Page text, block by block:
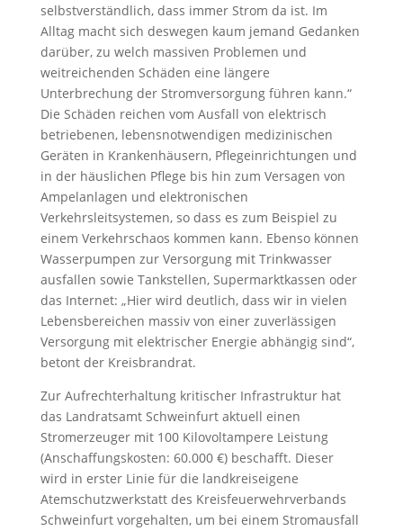
selbstverständlich, dass immer Strom da ist. Im
Alltag macht sich deswegen kaum jemand Gedanken
darüber, zu welch massiven Problemen und
weitreichenden Schäden eine längere
Unterbrechung der Stromversorgung führen kann.“
Die Schäden reichen vom Ausfall von elektrisch
betriebenen, lebensnotwendigen medizinischen
Geräten in Krankenhäusern, Pflegeinrichtungen und
in der häuslichen Pflege bis hin zum Versagen von
Ampelanlagen und elektronischen
Verkehrsleitsystemen, so dass es zum Beispiel zu
einem Verkehrschaos kommen kann. Ebenso können
Wasserpumpen zur Versorgung mit Trinkwasser
ausfallen sowie Tankstellen, Supermarktkassen oder
das Internet: „Hier wird deutlich, dass wir in vielen
Lebensbereichen massiv von einer zuverlässigen
Versorgung mit elektrischer Energie abhängig sind“,
betont der Kreisbrandrat.
Zur Aufrechterhaltung kritischer Infrastruktur hat
das Landratsamt Schweinfurt aktuell einen
Stromerzeuger mit 100 Kilovoltampere Leistung
(Anschaffungskosten: 60.000 €) beschafft. Dieser
wird in erster Linie für die landkreiseigene
Atemschutzwerkstatt des Kreisfeuerwehrverbands
Schweinfurt vorgehalten, um bei einem Stromausfall